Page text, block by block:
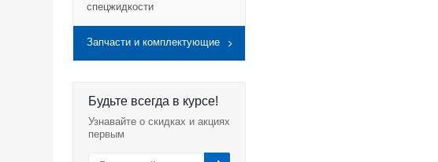
спецжидкости
Запчасти и комплектующие
Будьте всегда в курсе!
Узнавайте о скидках и акциях
первым